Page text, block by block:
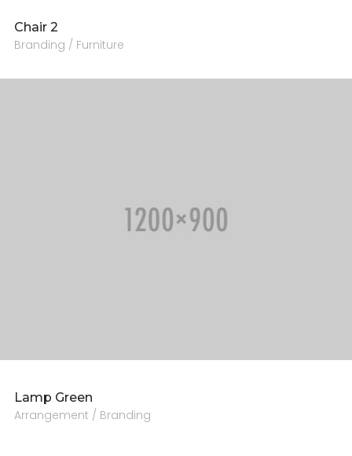
Chair 2
Branding / Furniture
Lamp Green
Arrangement / Branding